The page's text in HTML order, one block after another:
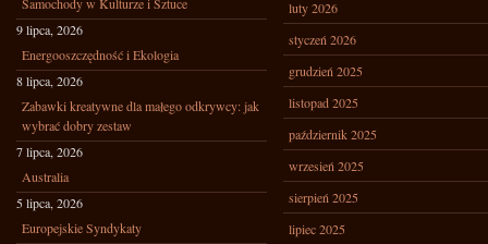
9 lipca, 2026
Energooszczędność i Ekologia
8 lipca, 2026
Zabawki kreatywne dla małego odkrywcy: jak
wybrać dobry zestaw
7 lipca, 2026
Australia
5 lipca, 2026
Europejskie Syndykaty
luty 2026
styczeń 2026
grudzień 2025
listopad 2025
październik 2025
wrzesień 2025
sierpień 2025
lipiec 2025